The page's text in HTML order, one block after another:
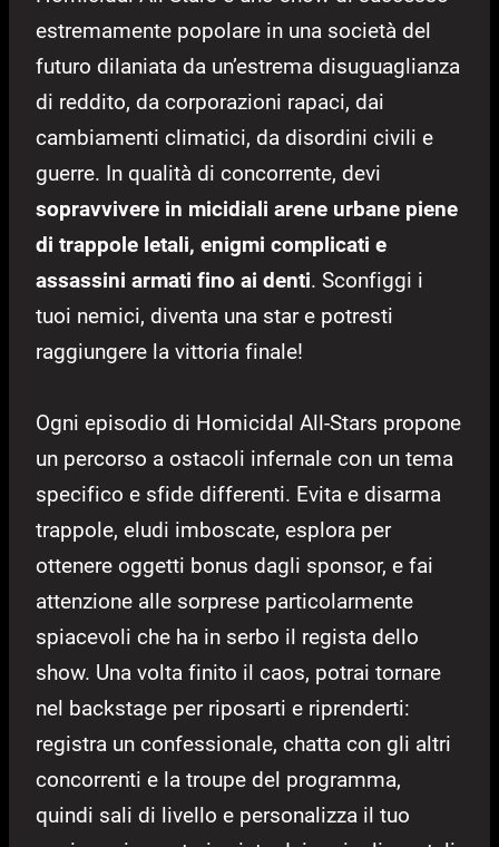
estremamente popolare in una società del
futuro dilaniata da un’estrema disuguaglianza
di reddito, da corporazioni rapaci, dai
cambiamenti climatici, da disordini civili e
guerre. In qualità di concorrente, devi
sopravvivere in micidiali arene urbane piene
di trappole letali, enigmi complicati e
assassini armati fino ai denti. Sconfiggi i
tuoi nemici, diventa una star e potresti
raggiungere la vittoria finale!
Ogni episodio di Homicidal All-Stars propone
un percorso a ostacoli infernale con un tema
specifico e sfide differenti. Evita e disarma
trappole, eludi imboscate, esplora per
ottenere oggetti bonus dagli sponsor, e fai
attenzione alle sorprese particolarmente
spiacevoli che ha in serbo il regista dello
show. Una volta finito il caos, potrai tornare
nel backstage per riposarti e riprenderti:
registra un confessionale, chatta con gli altri
concorrenti e la troupe del programma,
quindi sali di livello e personalizza il tuo